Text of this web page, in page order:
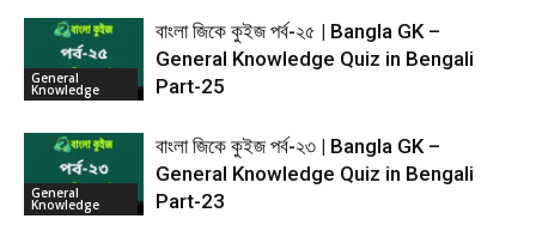
General
Knowledge
বাংলা জিকে কুইজ পর্ব-২৫ | Bangla GK –
General Knowledge Quiz in Bengali
Part-25
General
Knowledge
বাংলা জিকে কুইজ পর্ব-২৩ | Bangla GK –
General Knowledge Quiz in Bengali
Part-23